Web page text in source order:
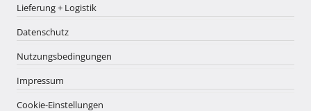
Lieferung + Logistik
Datenschutz
Nutzungsbedingungen
Impressum
Cookie-Einstellungen